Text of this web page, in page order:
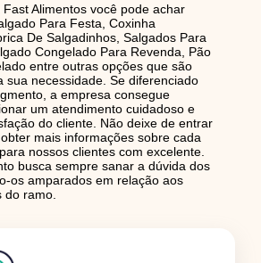
Alimentos você pode achar
Para Festa, Coxinha
De Salgadinhos, Salgados Para
Congelado Para Revenda, Pão
entre outras opções que são
sua necessidade. Se diferenciado
a empresa consegue
um atendimento cuidadoso e
do cliente. Não deixe de entrar
mais informações sobre cada
nossos clientes com excelente.
busca sempre sanar a dúvida dos
os amparados em relação aos
do ramo.